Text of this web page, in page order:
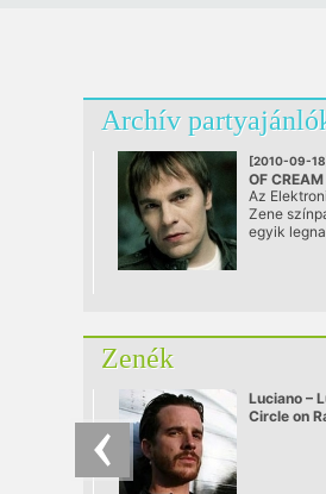
Archív
[2010-09-
OF
@ Dokk,
Az
Zene
egyik
Zenék
Luciano –
Circle on